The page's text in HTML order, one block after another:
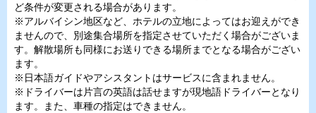
ど条件が変更される場合があります。
※アルバイシン地区など、ホテルの立地によってはお迎えができ
ませんので、別途集合場所を指定させていただく場合がございま
す。解散場所も同様にお送りできる場所までとなる場合がござい
ます。
※日本語ガイドやアシスタントはサービスに含まれません。
※ドライバーは片言の英語は話せますが現地語ドライバーとなり
ます。また、車種の指定はできません。